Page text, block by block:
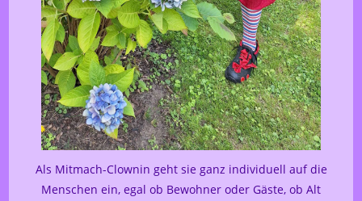
Als Mitmach-Clownin geht sie ganz individuell auf die
Menschen ein, egal ob Bewohner oder Gäste, ob Alt